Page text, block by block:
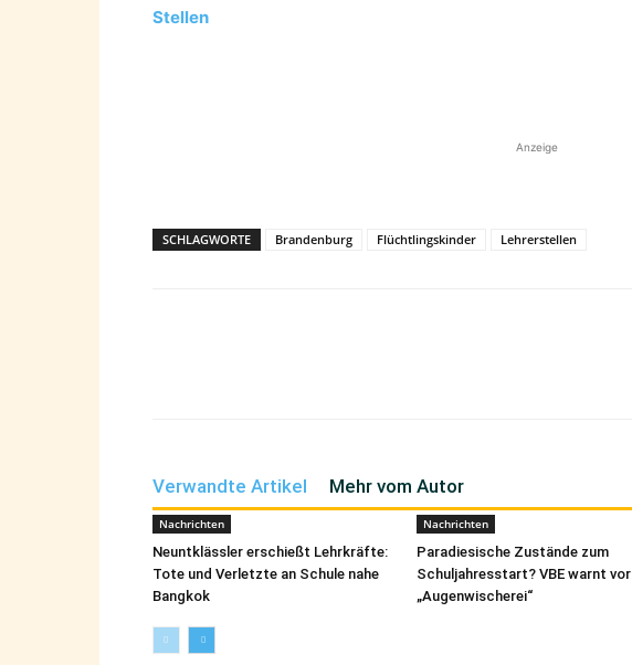
Stellen
Anzeige
SCHLAGWORTE Brandenburg Flüchtlingskinder Lehrerstellen
Verwandte Artikel Mehr vom Autor
Nachrichten
Neuntklässler erschießt Lehrkräfte:
Tote und Verletzte an Schule nahe
Bangkok
Nachrichten
Paradiesische Zustände zum
Schuljahresstart? VBE warnt vor
„Augenwischerei“